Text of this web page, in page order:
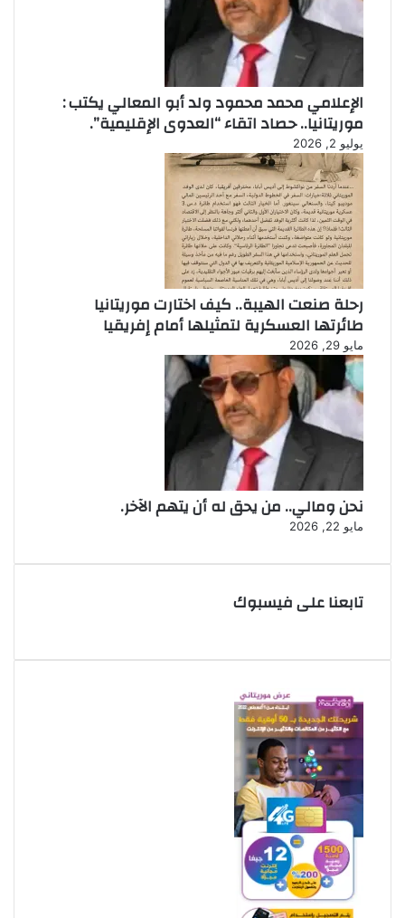
الإعلامي محمد محمود ولد أبو المعالي يكتب :
موريتانيا.. حصاد اتقاء “العدوى الإقليمية”.
يوليو 2, 2026
رحلة صنعت الهيبة.. كيف اختارت موريتانيا
طائرتها العسكرية لتمثيلها أمام إفريقيا
مايو 29, 2026
نحن ومالي.. من يحق له أن يتهم الآخر.
مايو 22, 2026
تابعنا على فيسبوك